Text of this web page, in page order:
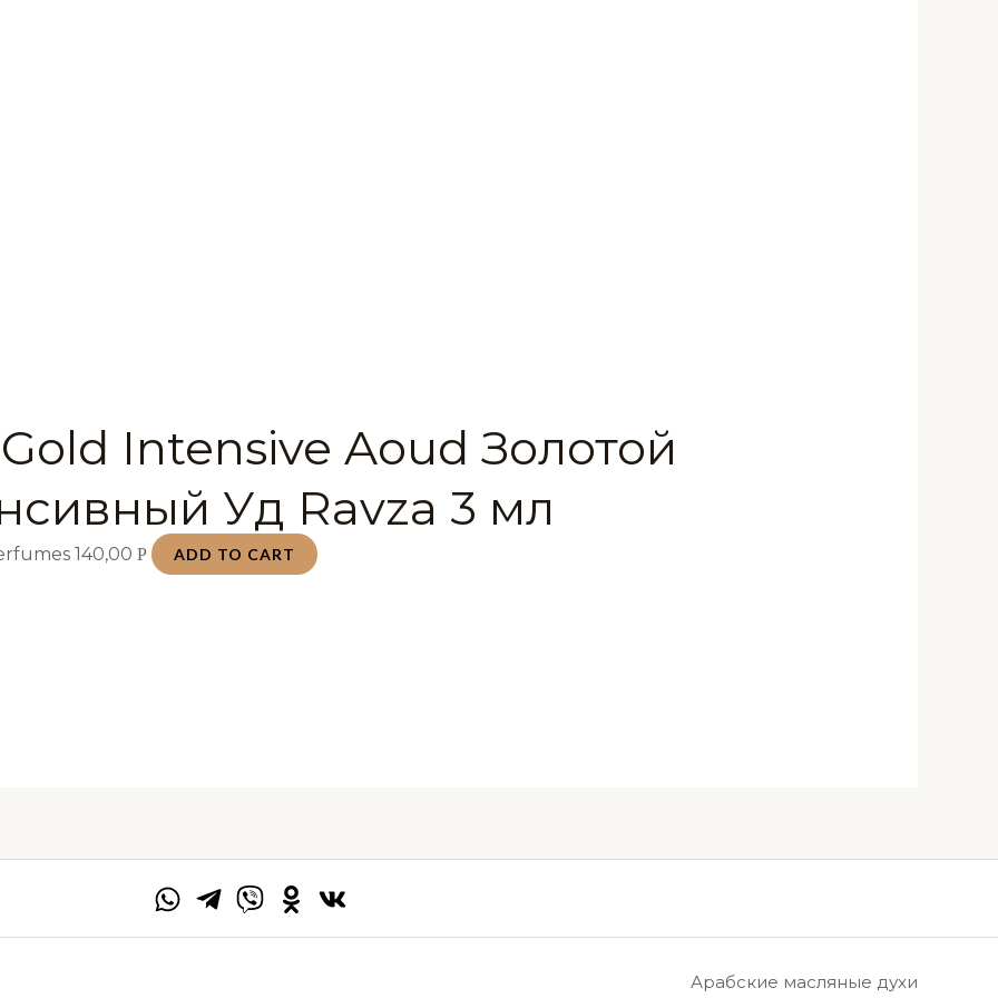
Intensive Aoud Золотой
Уд Ravza 3 мл
140,00Р ADD TO CART
Арабские масляные духи